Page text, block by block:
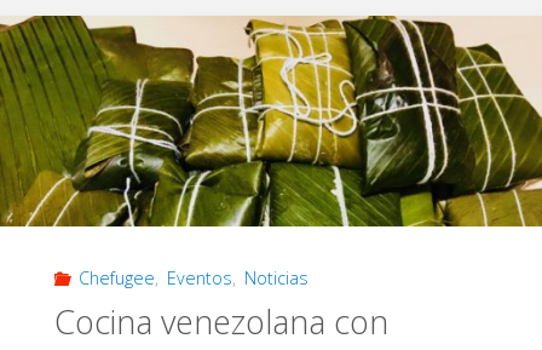
Mundo
Antiguo:
Chefugee
Old
World,
25.05.2018"
Chefugee, Eventos, Noticias
Cocina venezolana con